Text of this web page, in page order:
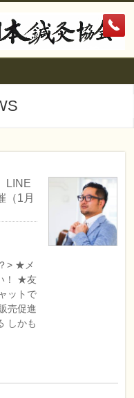
LINE
（1月
> ★メ
！ ★友
ットで
売促進
しかも